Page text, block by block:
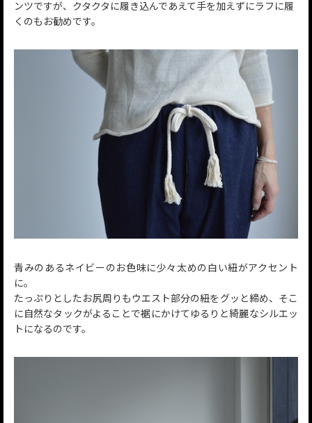
ンツですが、クタクタに履き込んであえて手を加えずにラフに履
くのもお勧めです。
青みのあるネイビーのお色味に少々太めの白い紐がアクセント
に。
たっぷりとしたお尻周りもウエスト部分の紐をグッと締め、そこ
に自然なタックがよることで裾にかけてゆるりと綺麗なシルエッ
トになるのです。